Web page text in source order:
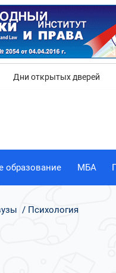
Дни открытых дверей
образование МБА
Психология
Нет